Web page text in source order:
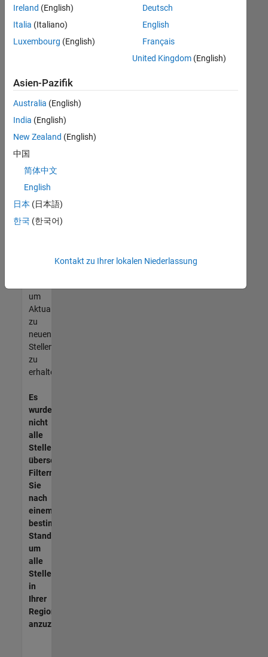
oder
alle
Stellenangebote
anzeigen .
noch
keine
offenen
Stellen
können,
die
Ihren
entsprechen,
werden
unseres
um
Aktualisierungen
zu
neuen
Stellenangeboten
zu
erhalten.
Es
wurden
nicht
alle
Stellen
übersetzt.
Filtern
Sie
nach
einem
bestimmten
Standort,
um
alle
Stellenangebote
in
Ihrer
Region
anzuzeigen.
Ireland (English)
Italia (Italiano)
Luxembourg (English)
Deutsch
English
Français
United Kingdom(English)
Asien-Pazifik
Australia (English)
India (English)
New Zealand (English)
中国
简体中文
English
日本 (日本語)
한국 (한국어)
Kontakt zu Ihrer lokalen Niederlassung